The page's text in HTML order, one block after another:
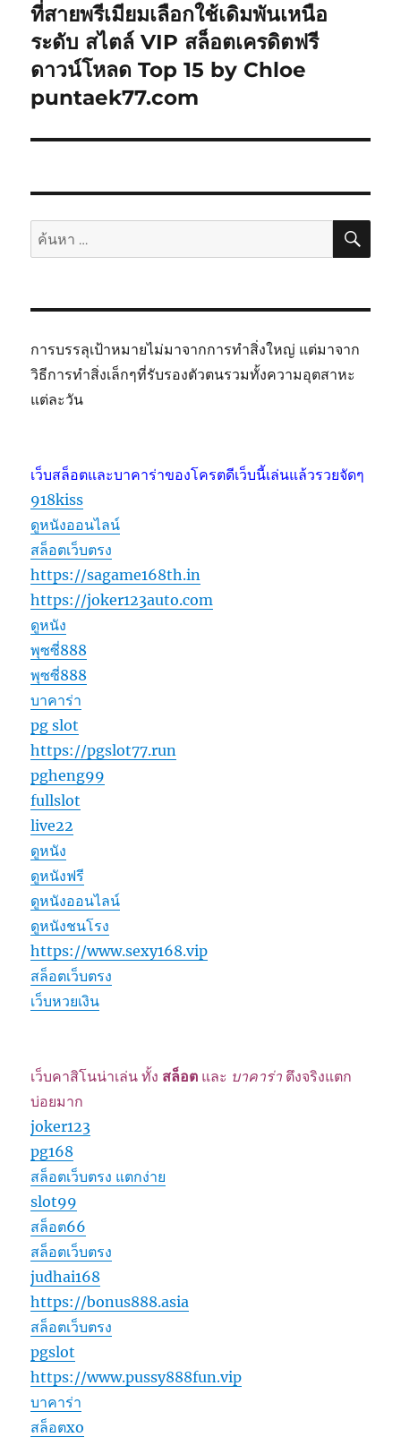
ที่สายพรีเมียมเลือกใช้เดิมพันเหนือ
ระดับ สไตล์ VIP สล็อตเครดิตฟรี
ดาวน์โหลด Top 15 by Chloe
puntaek77.com
ค้นหา: ค้น
การบรรลุเป้าหมายไม่มาจากการทำสิ่งใหญ่ แต่มาจาก
วิธีการทำสิ่งเล็กๆที่รับรองตัวตนรวมทั้งความอุตสาหะ
แต่ละวัน
เว็บสล็อตและบาคาร่าของโครตดีเว็บนี้เล่นแล้วรวยจัดๆ
918kiss
ดูหนังออนไลน์
สล็อตเว็บตรง
https://sagame168th.in
https://joker123auto.com
ดูหนัง
พุซซี่888
พุซซี่888
บาคาร่า
pg slot
https://pgslot77.run
pgheng99
fullslot
live22
ดูหนัง
ดูหนังฟรี
ดูหนังออนไลน์
ดูหนังชนโรง
https://www.sexy168.vip
สล็อตเว็บตรง
เว็บหวยเงิน
เว็บคาสิโนน่าเล่น ทั้ง สล็อต และ บาคาร่า ตึงจริงแตก
บ่อยมาก
joker123
pg168
สล็อตเว็บตรง แตกง่าย
slot99
สล็อต66
สล็อตเว็บตรง
judhai168
https://bonus888.asia
สล็อตเว็บตรง
pgslot
https://www.pussy888fun.vip
บาคาร่า
สล็อตxo